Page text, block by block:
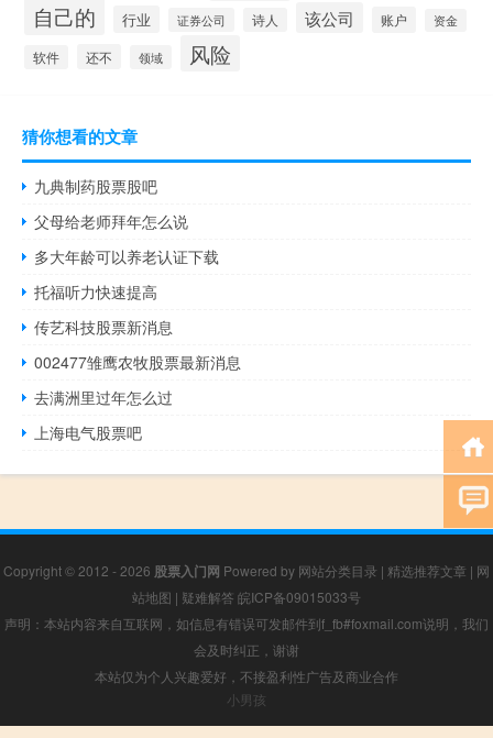
自己的 行业 证券公司 诗人 该公司 账户 资金
软件 还不 领域 风险
猜你想看的文章
九典制药股票股吧
父母给老师拜年怎么说
多大年龄可以养老认证下载
托福听力快速提高
传艺科技股票新消息
002477雏鹰农牧股票最新消息
去满洲里过年怎么过
上海电气股票吧
Copyright © 2012 - 2026 股票入门网 Powered by 网站分类目录 | 精选推荐文章 | 网
站地图 | 疑难解答 皖ICP备09015033号
声明：本站内容来自互联网，如信息有错误可发邮件到f_fb#foxmail.com说明，我们
会及时纠正，谢谢
本站仅为个人兴趣爱好，不接盈利性广告及商业合作
小男孩